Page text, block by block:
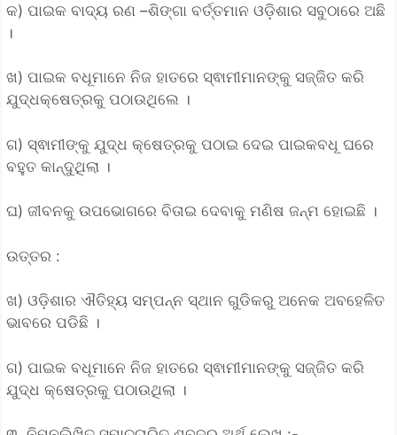
କ) ପାଇକ ବାଦ୍ୟ ରଣ –ଶିଙ୍ଗା ବର୍ତ୍ତମାନ ଓଡ଼ିଶାର ସବୁଠାରେ ଅଛି
।
ଖ) ପାଇକ ବଧୂମାନେ ନିଜ ହାତରେ ସ୍ଵାମୀମାନଙ୍କୁ ସଜ୍ଜିତ କରି
ଯୁଦ୍ଧକ୍ଷେତ୍ରକୁ ପଠାଉଥିଲେ ।
ଗ) ସ୍ଵାମୀଙ୍କୁ ଯୁଦ୍ଧ କ୍ଷେତ୍ରକୁ ପଠାଇ ଦେଇ ପାଇକବଧୂ ଘରେ
ବହୁତ କାନ୍ଦୁଥିଲା ।
ଘ) ଜୀବନକୁ ଉପଭୋଗରେ ବିତାଇ ଦେବାକୁ ମଣିଷ ଜନ୍ମ ହୋଇଛି ।
ଉତ୍ତର :
ଖ) ଓଡ଼ିଶାର ଐତିହ୍ୟ ସମ୍ପନ୍ନ ସ୍ଥାନ ଗୁଡିକରୁ ଅନେକ ଅବହେଳିତ
ଭାବରେ ପଡିଛି ।
ଗ) ପାଇକ ବଧୂମାନେ ନିଜ ହାତରେ ସ୍ଵାମୀମାନଙ୍କୁ ସଜ୍ଜିତ କରି
ଯୁଦ୍ଧ କ୍ଷେତ୍ରକୁ ପଠାଉଥିଲା ।